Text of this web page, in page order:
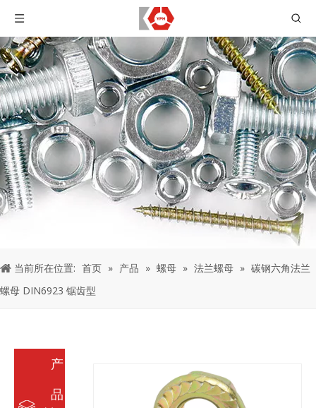
当前所在位置: 首页 » 产品 » 螺母 » 法兰螺母 » 碳钢六角法兰
螺母 DIN6923 锯齿型
产
品